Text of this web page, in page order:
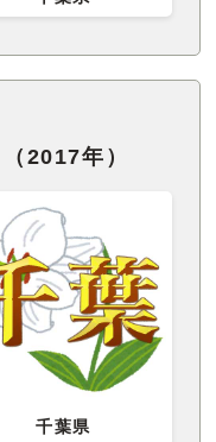
2017年）
千葉県